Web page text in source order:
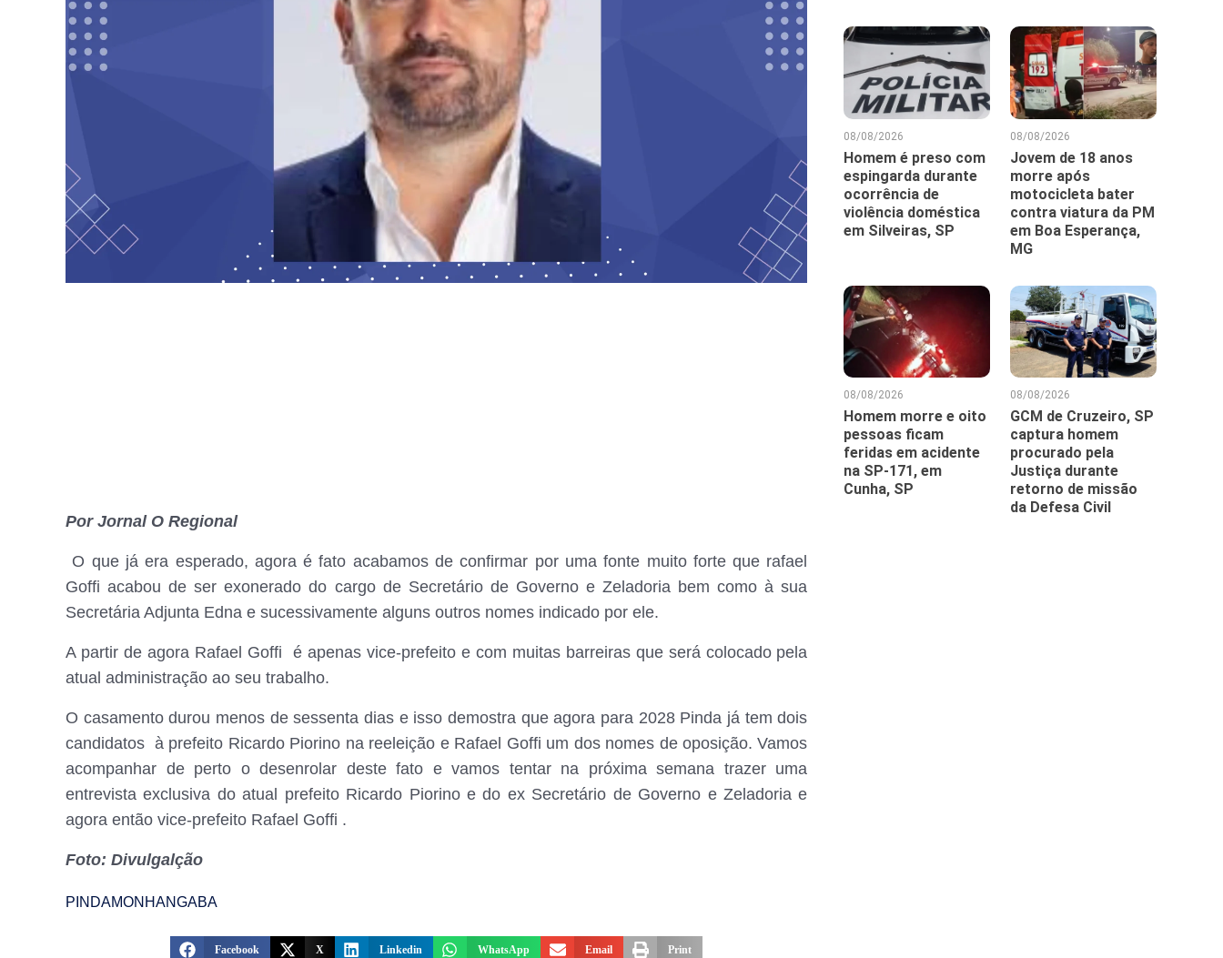
Por Jornal O Regional
O que já era esperado, agora é fato acabamos de confirmar por uma fonte muito forte que rafael
Goffi acabou de ser exonerado do cargo de Secretário de Governo e Zeladoria bem como à sua
Secretária Adjunta Edna e sucessivamente alguns outros nomes indicado por ele.
A partir de agora Rafael Goffi é apenas vice-prefeito e com muitas barreiras que será colocado pela
atual administração ao seu trabalho.
O casamento durou menos de sessenta dias e isso demostra que agora para 2028 Pinda já tem dois
candidatos à prefeito Ricardo Piorino na reeleição e Rafael Goffi um dos nomes de oposição. Vamos
acompanhar de perto o desenrolar deste fato e vamos tentar na próxima semana trazer uma
entrevista exclusiva do atual prefeito Ricardo Piorino e do ex Secretário de Governo e Zeladoria e
agora então vice-prefeito Rafael Goffi .
Foto: Divulgalção
PINDAMONHANGABA
Facebook X Linkedin WhatsApp Email Print
08/08/2026
Homem é preso com
espingarda durante
ocorrência de
violência doméstica
em Silveiras, SP
08/08/2026
Jovem de 18 anos
morre após
motocicleta bater
contra viatura da PM
em Boa Esperança,
MG
08/08/2026
Homem morre e oito
pessoas ficam
feridas em acidente
na SP-171, em
Cunha, SP
08/08/2026
GCM de Cruzeiro, SP
captura homem
procurado pela
Justiça durante
retorno de missão
da Defesa Civil